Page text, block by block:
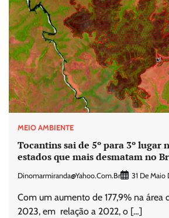
MEIO AMBIENTE
Tocantins sai de 5º para 3º lugar
estados que mais desmatam no
Dinomarmiranda@yahoo.com.br 31 De Maio
Com um aumento de 177,9% na área
2023, em relação a 2022, o […]